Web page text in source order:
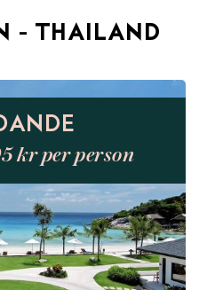
- THAILAND
kr per person